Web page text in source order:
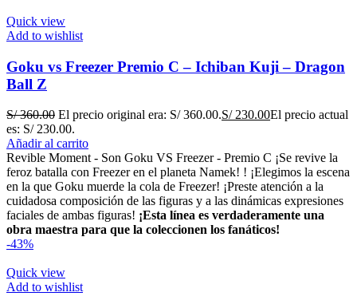
Quick view
Add to wishlist
Goku vs Freezer Premio C – Ichiban Kuji – Dragon
Ball Z
S/360.00 El precio original era: S/ 360.00.S/230.00El precio actual
es: S/ 230.00.
Añadir al carrito
Revible Moment - Son Goku VS Freezer - Premio C ¡Se revive la
feroz batalla con Freezer en el planeta Namek! ! ¡Elegimos la escena
en la que Goku muerde la cola de Freezer! ¡Preste atención a la
cuidadosa composición de las figuras y a las dinámicas expresiones
faciales de ambas figuras! ¡Esta línea es verdaderamente una
obra maestra para que la coleccionen los fanáticos!
-43%
Quick view
Add to wishlist